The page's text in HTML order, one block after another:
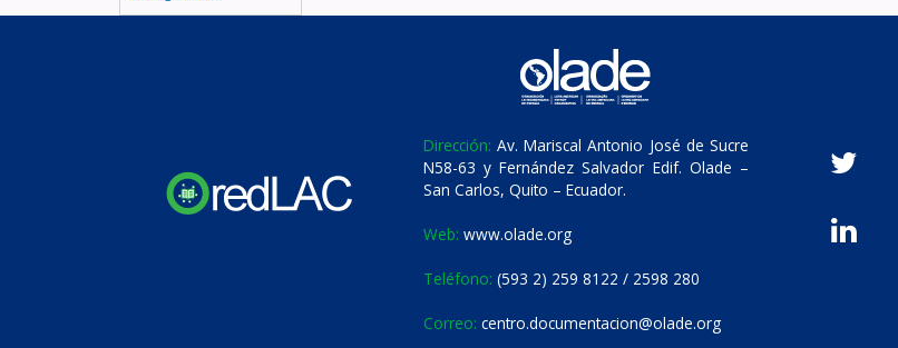
Dirección: Av. Mariscal Antonio José de Sucre
N58-63 y Fernández Salvador Edif. Olade –
San Carlos, Quito – Ecuador.
Web: www.olade.org
Teléfono: (593 2) 259 8122 / 2598 280
Correo: centro.documentacion@olade.org